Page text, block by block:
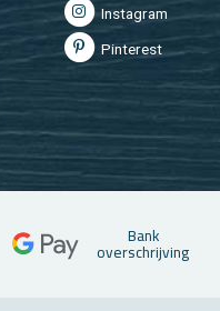
In­st­agram
Pin­te­rest
Bank
over­schrij­ving